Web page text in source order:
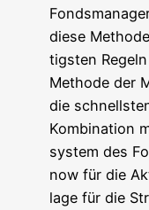
die­se
tigs­ten
Metho­de der
die
Kom­bi­na­ti­on
sys­tem des
now für die
la­ge für die